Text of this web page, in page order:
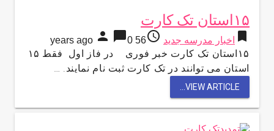
۱۵استان تک کارت
bookmark اخبار مدرسه جدید access_time
56 years ago
person chat_bubble0
۱۵استان تک کارت خبر فوری در فاز اول فقط ۱۵
استان می توانند در تک کارت ثبت نام نمایند. …
VIEW ARTICLE...